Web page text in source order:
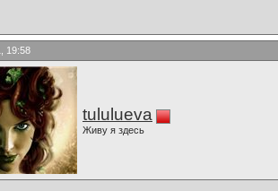
19:58
tululueva
Живу я здесь